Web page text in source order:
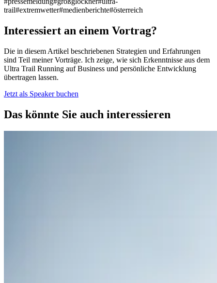
trail#extremwetter#medienberichte#österreich
Interessiert an einem Vortrag?
Die in diesem Artikel beschriebenen Strategien und Erfahrungen
sind Teil meiner Vorträge. Ich zeige, wie sich Erkenntnisse aus dem
Ultra Trail Running auf Business und persönliche Entwicklung
übertragen lassen.
Jetzt als Speaker buchen
Das könnte Sie auch interessieren